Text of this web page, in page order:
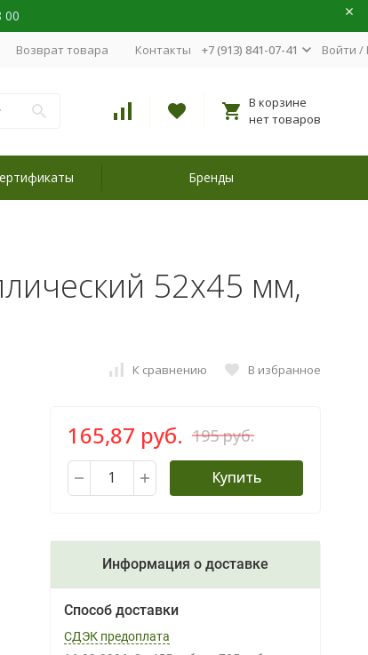
00
Возврат товара Контакты +7 (913) 841-07-41 Войти /
В корзине
нет товаров
Бренды
52х45 мм,
К сравнению В избранное
165,87 руб. 195 руб.
Купить
Информация о доставке
Способ доставки
СДЭК предоплата